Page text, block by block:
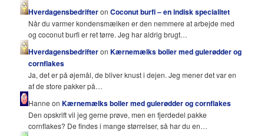
HverdagensbedrifteronCoconut burfi – en indisk specialitet
Når du varmer kondensmælken er den nemmere at arbejde med
og coconut burfi er ret tørre. Jeg har aldrig brugt…
HverdagensbedrifteronKærnemælks boller med gulerødder og
cornflakes
Ja, det er på øjemål, de bliver knust i dejen. Jeg mener det var en
af de store pakker på…
Hanne onKærnemælks boller med gulerødder og cornflakes
Den opskrift vil jeg gerne prøve, men en fjerdedel pakke
cornflakes? De findes i mange størrelser, så har du en…